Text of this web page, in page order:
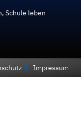
Schule leben
Impressum